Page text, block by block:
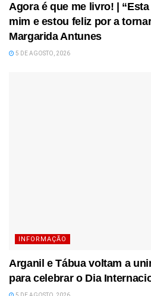
Agora é que me livro! |
mim e estou feliz por a
Margarida Antunes
5 DE AGOSTO, 2026
INFORMAÇÃO
Arganil e Tábua voltam a
para celebrar o Dia